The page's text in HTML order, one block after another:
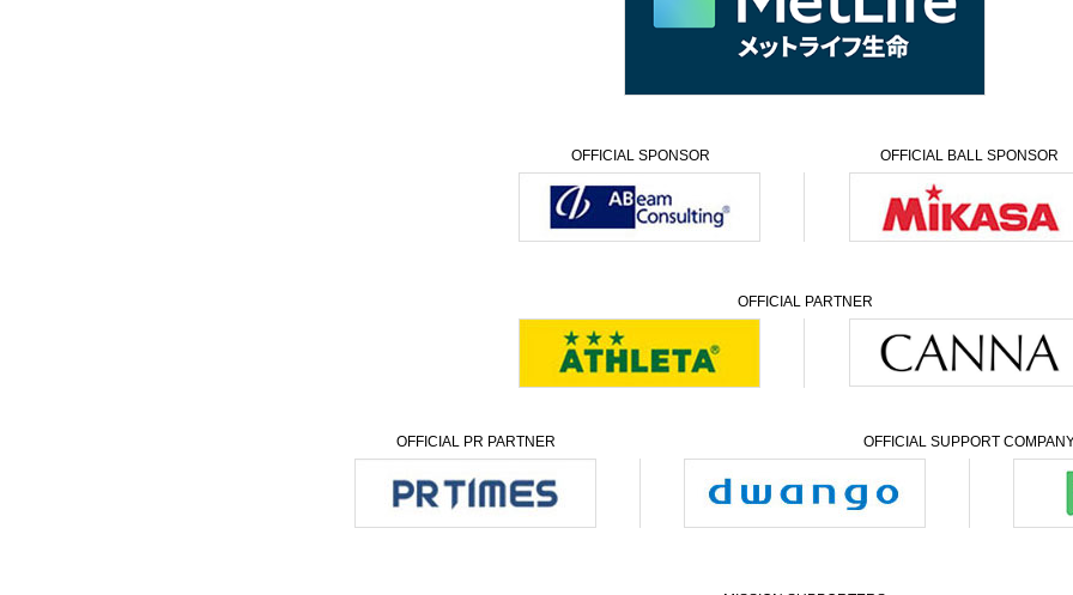
OFFICIAL SPONSOR OFFICIAL BALL SPONSOR
OFFICIAL PARTNER
OFFICIAL PR PARTNER OFFICIAL SUPPORT